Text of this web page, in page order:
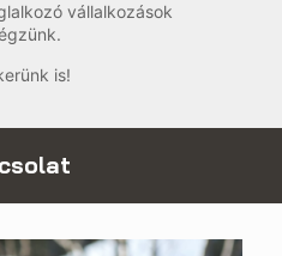
vállalkozások
is!